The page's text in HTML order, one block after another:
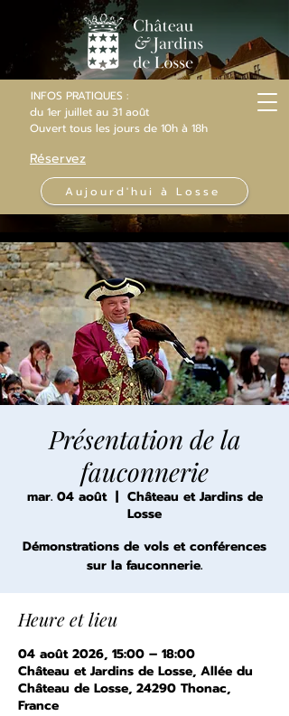
INFOS PRATIQUES :
du 1er juillet au 31 août
Ouvert tous les jours de 10h à 18h
Réservez
Aujourd'hui à Losse
Présentation de la
fauconnerie
mar. 04 août
  |
Château et Jardins de
Losse
Démonstrations de vols et conférences
sur la fauconnerie.
Heure et lieu
04 août 2026, 15:00 – 18:00
Château et Jardins de Losse, Allée du
Château de Losse, 24290 Thonac,
France